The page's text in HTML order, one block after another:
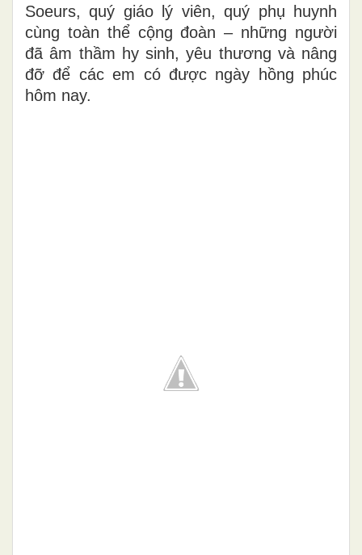
Soeurs, quý giáo lý viên, quý phụ huynh
cùng toàn thể cộng đoàn – những người
đã âm thầm hy sinh, yêu thương và nâng
đỡ để các em có được ngày hồng phúc
hôm nay.